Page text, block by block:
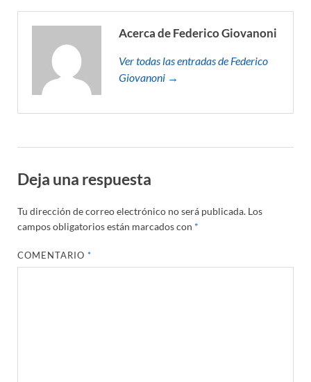
Acerca de Federico Giovanoni
Ver todas las entradas de Federico
Giovanoni →
Deja una respuesta
Tu dirección de correo electrónico no será publicada. Los
campos obligatorios están marcados con *
COMENTARIO*